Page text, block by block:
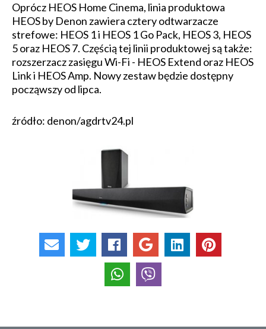
Oprócz HEOS Home Cinema, linia produktowa
HEOS by Denon zawiera cztery odtwarzacze
strefowe: HEOS 1 i HEOS 1 Go Pack, HEOS 3, HEOS
5 oraz HEOS 7. Częścią tej linii produktowej są także:
rozszerzacz zasięgu Wi-Fi - HEOS Extend oraz HEOS
Link i HEOS Amp. Nowy zestaw będzie dostępny
począwszy od lipca.
źródło: denon/agdrtv24.pl